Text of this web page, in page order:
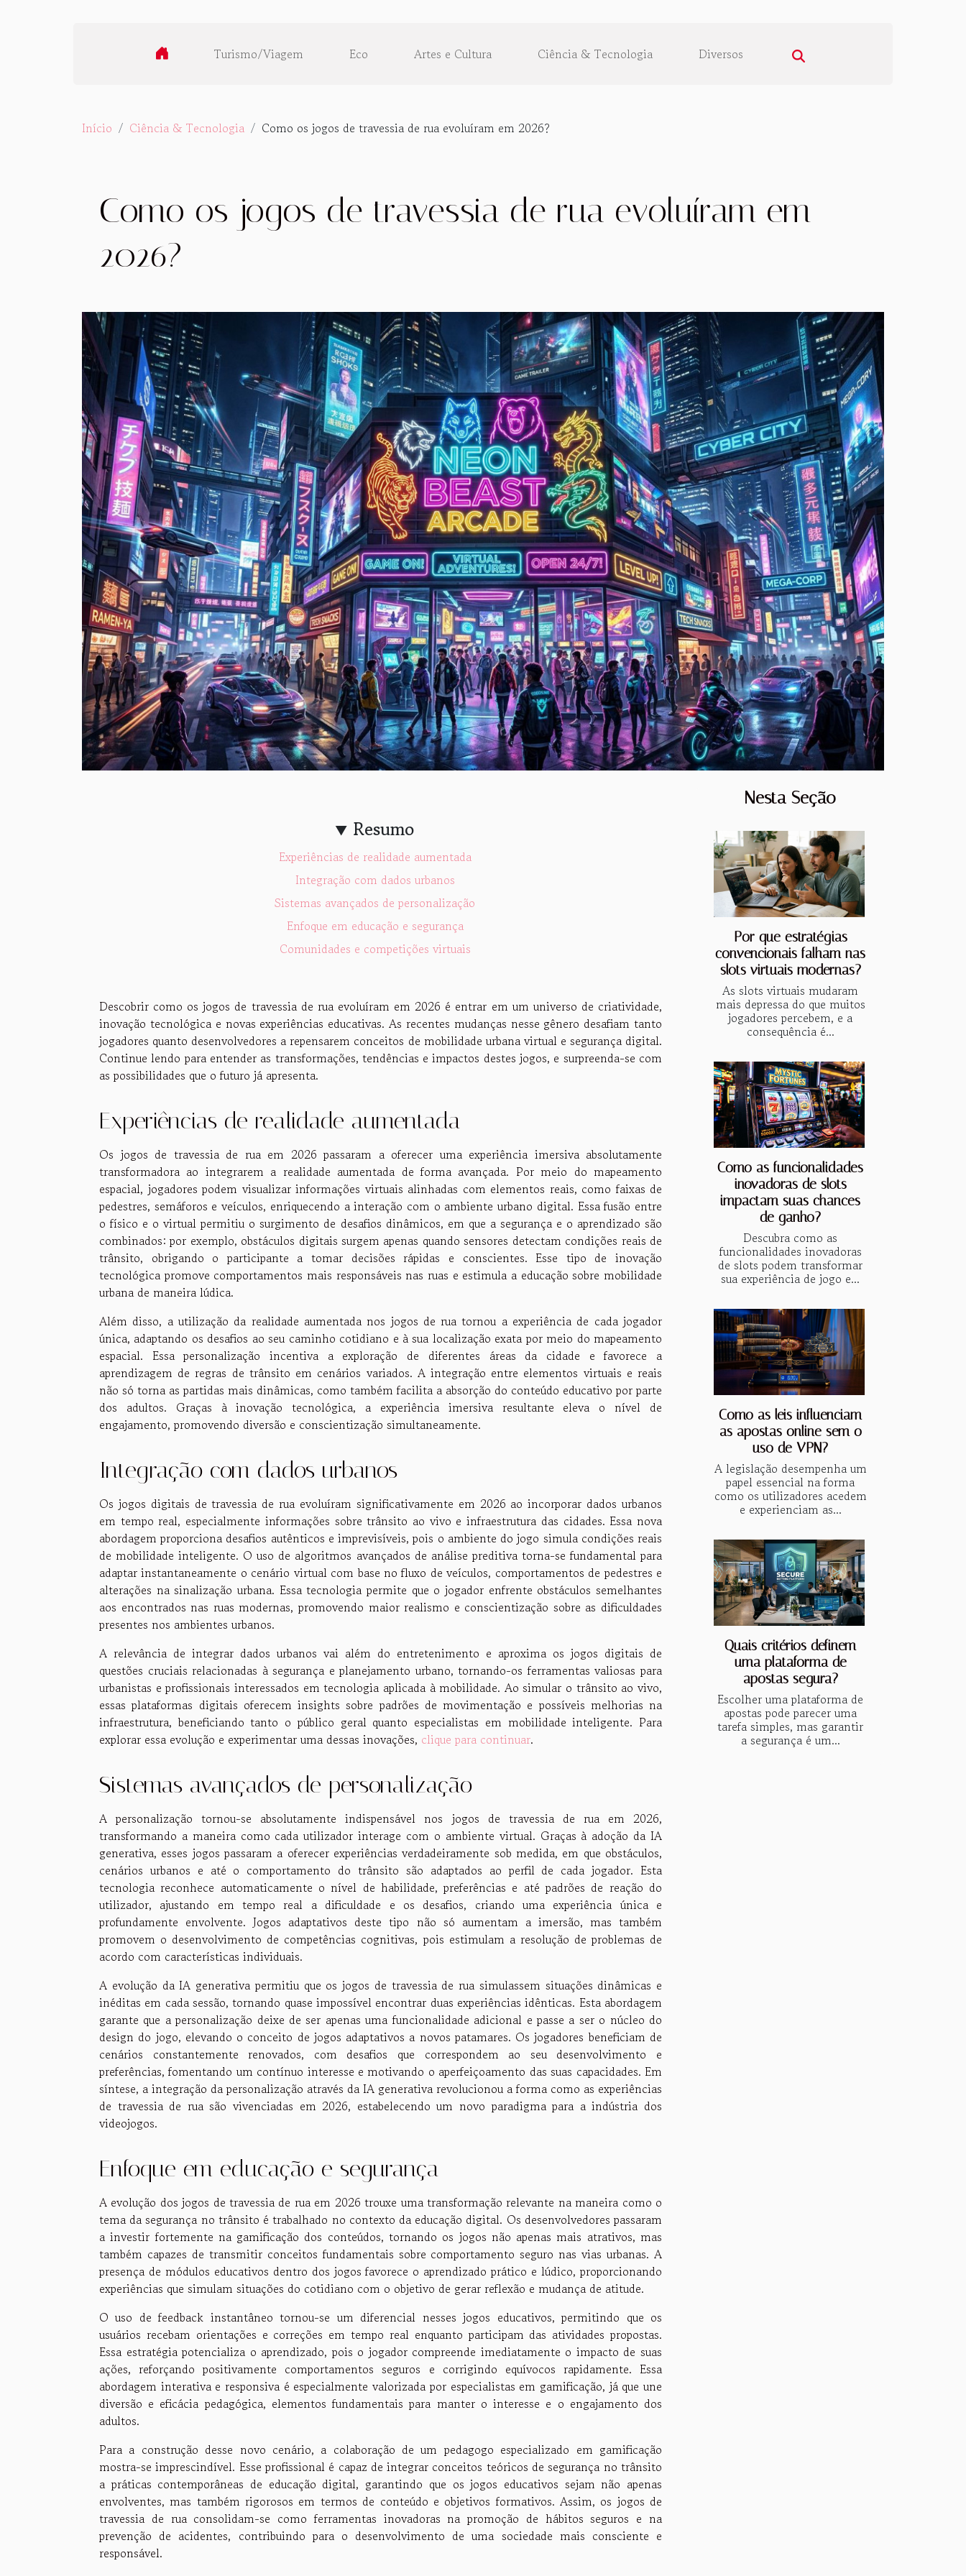
Turismo/Viagem Eco Artes e Cultura Ciência & Tecnologia Diversos
Início Ciência & Tecnologia Como os jogos de travessia de rua evoluíram em 2026?
Como os jogos de travessia de rua evoluíram em
2026?
Resumo
Experiências de realidade aumentada
Integração com dados urbanos
Sistemas avançados de personalização
Enfoque em educação e segurança
Comunidades e competições virtuais
Descobrir como os jogos de travessia de rua evoluíram em 2026 é entrar em um universo de criatividade,
inovação tecnológica e novas experiências educativas. As recentes mudanças nesse gênero desafiam tanto
jogadores quanto desenvolvedores a repensarem conceitos de mobilidade urbana virtual e segurança digital.
Continue lendo para entender as transformações, tendências e impactos destes jogos, e surpreenda-se com
as possibilidades que o futuro já apresenta.
Experiências de realidade aumentada
Os jogos de travessia de rua em 2026 passaram a oferecer uma experiência imersiva absolutamente
transformadora ao integrarem a realidade aumentada de forma avançada. Por meio do mapeamento
espacial, jogadores podem visualizar informações virtuais alinhadas com elementos reais, como faixas de
pedestres, semáforos e veículos, enriquecendo a interação com o ambiente urbano digital. Essa fusão entre
o físico e o virtual permitiu o surgimento de desafios dinâmicos, em que a segurança e o aprendizado são
combinados: por exemplo, obstáculos digitais surgem apenas quando sensores detectam condições reais de
trânsito, obrigando o participante a tomar decisões rápidas e conscientes. Esse tipo de inovação
tecnológica promove comportamentos mais responsáveis nas ruas e estimula a educação sobre mobilidade
urbana de maneira lúdica.
Além disso, a utilização da realidade aumentada nos jogos de rua tornou a experiência de cada jogador
única, adaptando os desafios ao seu caminho cotidiano e à sua localização exata por meio do mapeamento
espacial. Essa personalização incentiva a exploração de diferentes áreas da cidade e favorece a
aprendizagem de regras de trânsito em cenários variados. A integração entre elementos virtuais e reais
não só torna as partidas mais dinâmicas, como também facilita a absorção do conteúdo educativo por parte
dos adultos. Graças à inovação tecnológica, a experiência imersiva resultante eleva o nível de
engajamento, promovendo diversão e conscientização simultaneamente.
Integração com dados urbanos
Os jogos digitais de travessia de rua evoluíram significativamente em 2026 ao incorporar dados urbanos
em tempo real, especialmente informações sobre trânsito ao vivo e infraestrutura das cidades. Essa nova
abordagem proporciona desafios autênticos e imprevisíveis, pois o ambiente do jogo simula condições reais
de mobilidade inteligente. O uso de algoritmos avançados de análise preditiva torna-se fundamental para
adaptar instantaneamente o cenário virtual com base no fluxo de veículos, comportamentos de pedestres e
alterações na sinalização urbana. Essa tecnologia permite que o jogador enfrente obstáculos semelhantes
aos encontrados nas ruas modernas, promovendo maior realismo e conscientização sobre as dificuldades
presentes nos ambientes urbanos.
A relevância de integrar dados urbanos vai além do entretenimento e aproxima os jogos digitais de
questões cruciais relacionadas à segurança e planejamento urbano, tornando-os ferramentas valiosas para
urbanistas e profissionais interessados em tecnologia aplicada à mobilidade. Ao simular o trânsito ao vivo,
essas plataformas digitais oferecem insights sobre padrões de movimentação e possíveis melhorias na
infraestrutura, beneficiando tanto o público geral quanto especialistas em mobilidade inteligente. Para
explorar essa evolução e experimentar uma dessas inovações, clique para continuar.
Sistemas avançados de personalização
A personalização tornou-se absolutamente indispensável nos jogos de travessia de rua em 2026,
transformando a maneira como cada utilizador interage com o ambiente virtual. Graças à adoção da IA
generativa, esses jogos passaram a oferecer experiências verdadeiramente sob medida, em que obstáculos,
cenários urbanos e até o comportamento do trânsito são adaptados ao perfil de cada jogador. Esta
tecnologia reconhece automaticamente o nível de habilidade, preferências e até padrões de reação do
utilizador, ajustando em tempo real a dificuldade e os desafios, criando uma experiência única e
profundamente envolvente. Jogos adaptativos deste tipo não só aumentam a imersão, mas também
promovem o desenvolvimento de competências cognitivas, pois estimulam a resolução de problemas de
acordo com características individuais.
A evolução da IA generativa permitiu que os jogos de travessia de rua simulassem situações dinâmicas e
inéditas em cada sessão, tornando quase impossível encontrar duas experiências idênticas. Esta abordagem
garante que a personalização deixe de ser apenas uma funcionalidade adicional e passe a ser o núcleo do
design do jogo, elevando o conceito de jogos adaptativos a novos patamares. Os jogadores beneficiam de
cenários constantemente renovados, com desafios que correspondem ao seu desenvolvimento e
preferências, fomentando um contínuo interesse e motivando o aperfeiçoamento das suas capacidades. Em
síntese, a integração da personalização através da IA generativa revolucionou a forma como as experiências
de travessia de rua são vivenciadas em 2026, estabelecendo um novo paradigma para a indústria dos
videojogos.
Enfoque em educação e segurança
A evolução dos jogos de travessia de rua em 2026 trouxe uma transformação relevante na maneira como o
tema da segurança no trânsito é trabalhado no contexto da educação digital. Os desenvolvedores passaram
a investir fortemente na gamificação dos conteúdos, tornando os jogos não apenas mais atrativos, mas
também capazes de transmitir conceitos fundamentais sobre comportamento seguro nas vias urbanas. A
presença de módulos educativos dentro dos jogos favorece o aprendizado prático e lúdico, proporcionando
experiências que simulam situações do cotidiano com o objetivo de gerar reflexão e mudança de atitude.
O uso de feedback instantâneo tornou-se um diferencial nesses jogos educativos, permitindo que os
usuários recebam orientações e correções em tempo real enquanto participam das atividades propostas.
Essa estratégia potencializa o aprendizado, pois o jogador compreende imediatamente o impacto de suas
ações, reforçando positivamente comportamentos seguros e corrigindo equívocos rapidamente. Essa
abordagem interativa e responsiva é especialmente valorizada por especialistas em gamificação, já que une
diversão e eficácia pedagógica, elementos fundamentais para manter o interesse e o engajamento dos
adultos.
Para a construção desse novo cenário, a colaboração de um pedagogo especializado em gamificação
mostra-se imprescindível. Esse profissional é capaz de integrar conceitos teóricos de segurança no trânsito
a práticas contemporâneas de educação digital, garantindo que os jogos educativos sejam não apenas
envolventes, mas também rigorosos em termos de conteúdo e objetivos formativos. Assim, os jogos de
travessia de rua consolidam-se como ferramentas inovadoras na promoção de hábitos seguros e na
prevenção de acidentes, contribuindo para o desenvolvimento de uma sociedade mais consciente e
responsável.
Nesta Seção
Por que estratégias
convencionais falham nas
slots virtuais modernas?
As slots virtuais mudaram
mais depressa do que muitos
jogadores percebem, e a
consequência é...
Como as funcionalidades
inovadoras de slots
impactam suas chances
de ganho?
Descubra como as
funcionalidades inovadoras
de slots podem transformar
sua experiência de jogo e...
Como as leis influenciam
as apostas online sem o
uso de VPN?
A legislação desempenha um
papel essencial na forma
como os utilizadores acedem
e experienciam as...
Quais critérios definem
uma plataforma de
apostas segura?
Escolher uma plataforma de
apostas pode parecer uma
tarefa simples, mas garantir
a segurança é um...